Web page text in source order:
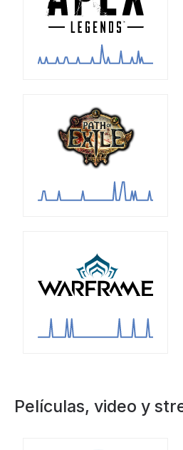
Películas, video y